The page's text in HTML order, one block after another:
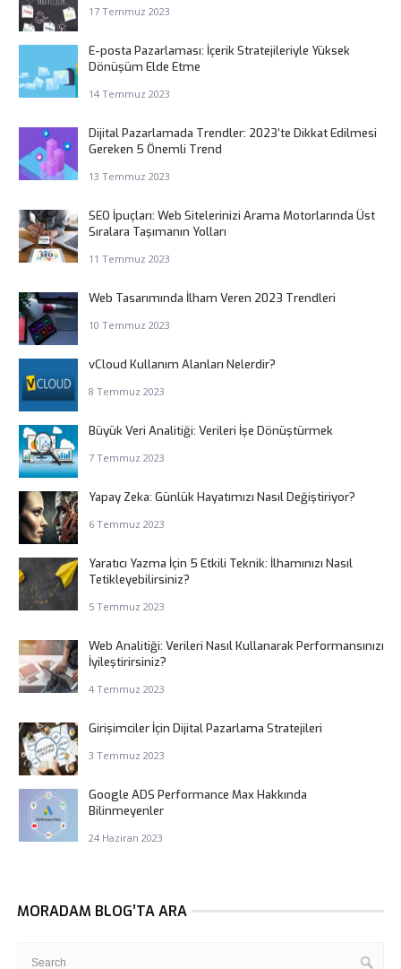
17 Temmuz 2023
E-posta Pazarlaması: İçerik Stratejileriyle Yüksek
Dönüşüm Elde Etme
14 Temmuz 2023
Dijital Pazarlamada Trendler: 2023’te Dikkat Edilmesi
Gereken 5 Önemli Trend
13 Temmuz 2023
SEO İpuçları: Web Sitelerinizi Arama Motorlarında Üst
Sıralara Taşımanın Yolları
11 Temmuz 2023
Web Tasarımında İlham Veren 2023 Trendleri
10 Temmuz 2023
vCloud Kullanım Alanları Nelerdir?
8 Temmuz 2023
Büyük Veri Analitiği: Verileri İşe Dönüştürmek
7 Temmuz 2023
Yapay Zeka: Günlük Hayatımızı Nasıl Değiştiriyor?
6 Temmuz 2023
Yaratıcı Yazma İçin 5 Etkili Teknik: İlhamınızı Nasıl
Tetikleyebilirsiniz?
5 Temmuz 2023
Web Analitiği: Verileri Nasıl Kullanarak Performansınızı
İyileştirirsiniz?
4 Temmuz 2023
Girişimciler İçin Dijital Pazarlama Stratejileri
3 Temmuz 2023
Google ADS Performance Max Hakkında
Bilinmeyenler
24 Haziran 2023
MORADAM BLOG’TA ARA